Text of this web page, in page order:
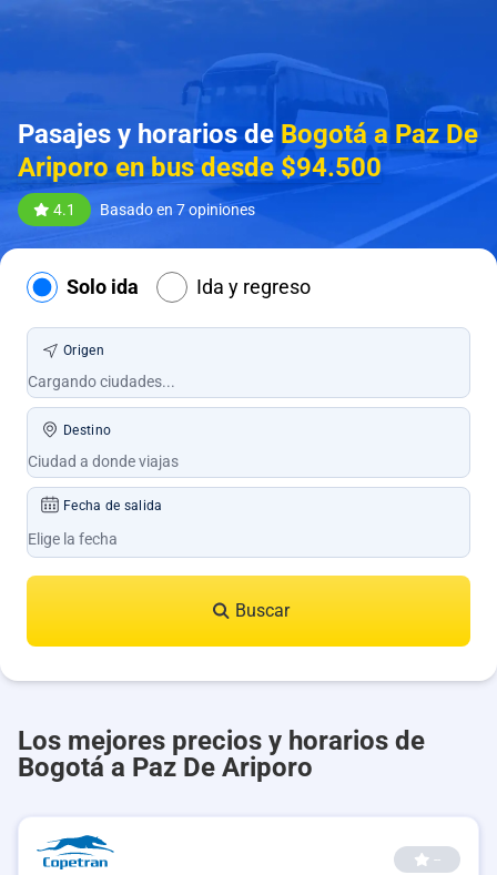
Pasajes y horarios de Bogotá a Paz De
Ariporo en bus desde $94.500
4.1 Basado en 7 opiniones
Solo ida Ida y regreso
Origen
Destino
Fecha de salida
Buscar
Los mejores precios y horarios de
Bogotá a Paz De Ariporo
--